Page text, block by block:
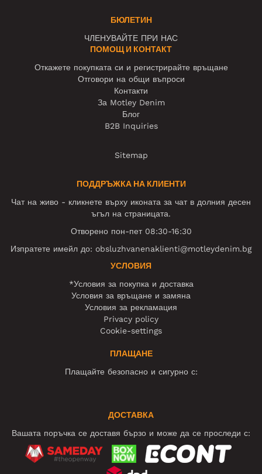
БЮЛЕТИН
ЧЛЕНУВАЙТЕ ПРИ НАС
ПОМОЩ И КОНТАКТ
Откажете покупката си и регистрирайте връщане
Отговори на общи въпроси
Контакти
За Motley Denim
Блог
B2B Inquiries
Sitemap
ПОДДРЪЖКА НА КЛИЕНТИ
Чат на живо - кликнете върху иконата за чат в долния десен
ъгъл на страницата.
Отворено пон-пет 08:30-16:30
Изпратете имейл до: obsluzhvanenaklienti@motleydenim.bg
УСЛОВИЯ
*Условия за покупка и доставка
Условия за връщане и замяна
Условия за рекламация
Privacy policy
Cookie-settings
ПЛАЩАНЕ
Плащайте безопасно и сигурно с:
ДОСТАВКА
Вашата поръчка се доставя бързо и може да се проследи с: